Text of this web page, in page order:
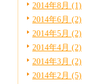
2014年8月 (1)
2014年6月 (2)
2014年5月 (2)
2014年4月 (2)
2014年3月 (2)
2014年2月 (5)